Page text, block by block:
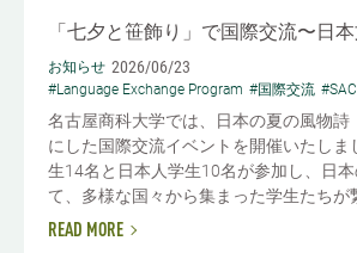
「七夕と笹飾り」で国際交流〜日
お知らせ 2026/06/23
#Language Exchange Program #国際交流 #SAC
名古屋商科大学では、日本の夏の風物詩
にした国際交流イベントを開催いたしま
生14名と日本人学生10名が参加し、日
て、多様な国々から集まった学生たちが
READ MORE